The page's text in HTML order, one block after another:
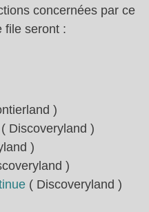
concernées par ce
file seront :
)
( Discoveryland )
)
)
( Discoveryland )